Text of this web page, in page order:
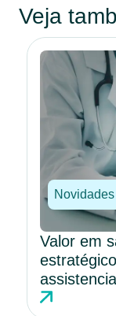
Veja
Valor em
assistencial